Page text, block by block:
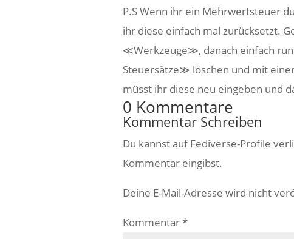
P.S Wenn ihr ein Mehrwertsteuer
ihr diese einfach mal zurücksetzt.
≪Werkzeuge≫, danach einfach
Steuersätze≫ löschen und mit
müsst ihr diese neu eingeben und
0 Kommentare
Kommentar Schreiben
Du kannst auf Fediverse-Profile
Kommentar eingibst.
Deine E-Mail-Adresse wird nicht
Kommentar*